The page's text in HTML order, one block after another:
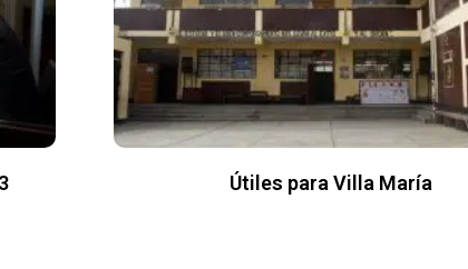
Útiles para Villa María